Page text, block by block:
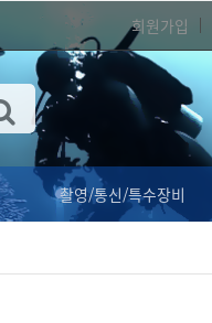
회원가입
촬영/통신/특수장비